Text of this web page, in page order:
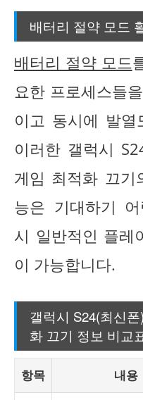
배터리 절약 모드
배터리 절약 모드
요한 프로세스들
이고 동시에 발
이러한 갤럭시
게임 최적화 끄기
능은 기대하기
시 일반적인 플레
이 가능합니다.
갤럭시 S24(최신
화 끄기 정보 비교
항목 내용